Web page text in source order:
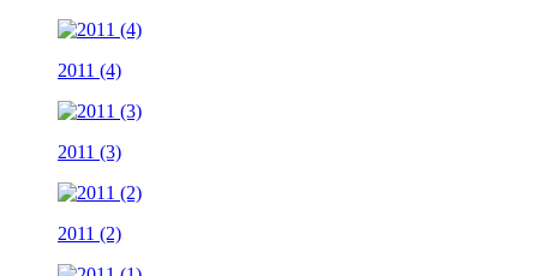
2011 (4)
2011 (3)
2011 (2)